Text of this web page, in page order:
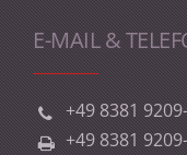
E-MAIL &
+49 8381
+49 8381